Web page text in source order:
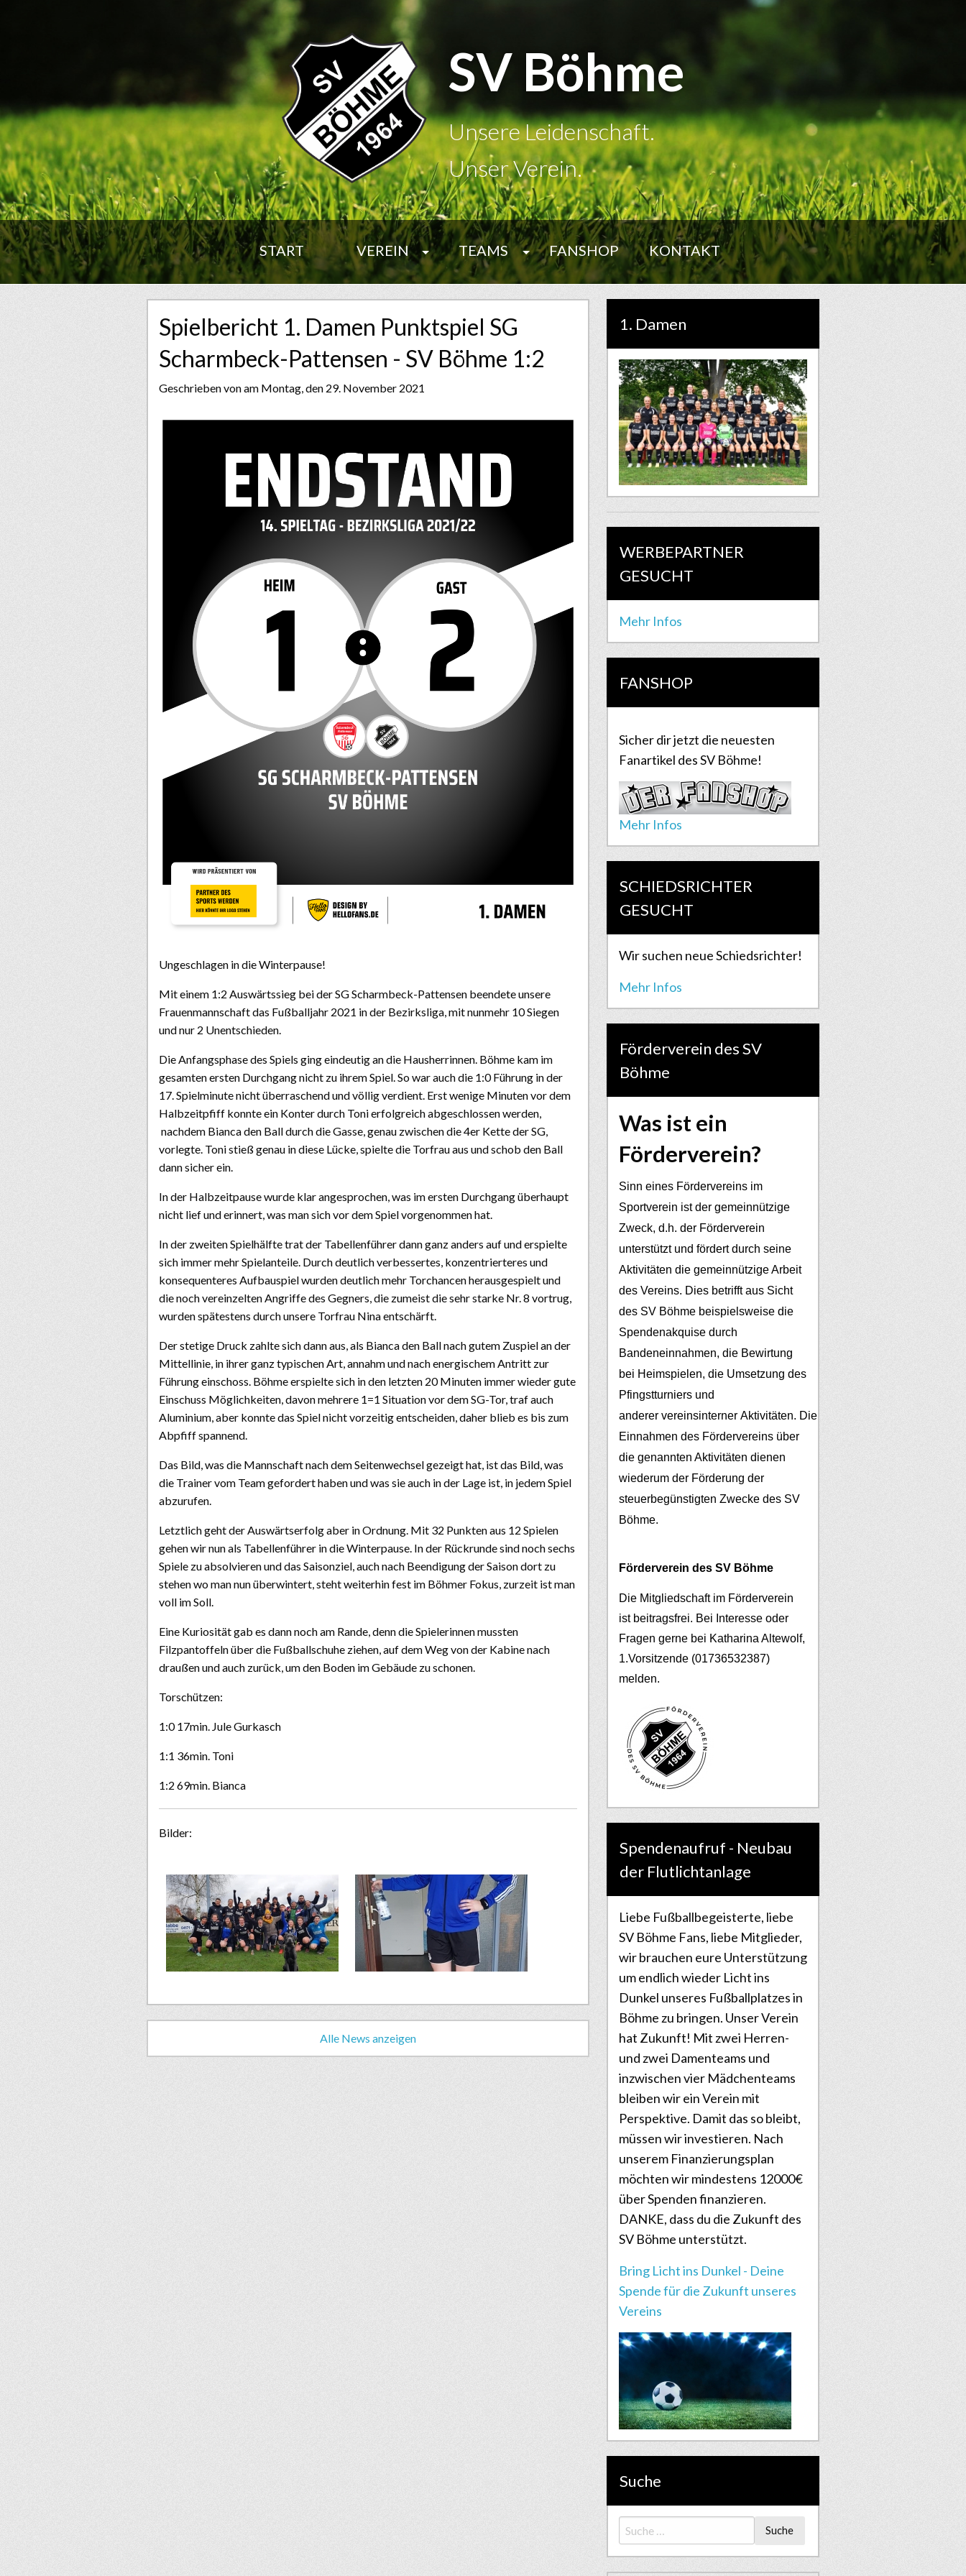
SV Böhme
Unsere Leidenschaft.
Unser Verein.
START VEREIN TEAMS FANSHOP KONTAKT
Spielbericht 1. Damen Punktspiel SG
Scharmbeck-Pattensen - SV Böhme 1:2
Geschrieben vonam Montag, den 29. November 2021
Ungeschlagen in die Winterpause!
Mit einem 1:2 Auswärtssieg bei der SG Scharmbeck-Pattensen beendete unsere
Frauenmannschaft das Fußballjahr 2021 in der Bezirksliga, mit nunmehr 10 Siegen
und nur 2 Unentschieden.
Die Anfangsphase des Spiels ging eindeutig an die Hausherrinnen. Böhme kam im
gesamten ersten Durchgang nicht zu ihrem Spiel. So war auch die 1:0 Führung in der
17. Spielminute nicht überraschend und völlig verdient. Erst wenige Minuten vor dem
Halbzeitpfiff konnte ein Konter durch Toni erfolgreich abgeschlossen werden,
nachdem Bianca den Ball durch die Gasse, genau zwischen die 4er Kette der SG,
vorlegte. Toni stieß genau in diese Lücke, spielte die Torfrau aus und schob den Ball
dann sicher ein.
In der Halbzeitpause wurde klar angesprochen, was im ersten Durchgang überhaupt
nicht lief und erinnert, was man sich vor dem Spiel vorgenommen hat.
In der zweiten Spielhälfte trat der Tabellenführer dann ganz anders auf und erspielte
sich immer mehr Spielanteile. Durch deutlich verbessertes, konzentrierteres und
konsequenteres Aufbauspiel wurden deutlich mehr Torchancen herausgespielt und
die noch vereinzelten Angriffe des Gegners, die zumeist die sehr starke Nr. 8 vortrug,
wurden spätestens durch unsere Torfrau Nina entschärft.
Der stetige Druck zahlte sich dann aus, als Bianca den Ball nach gutem Zuspiel an der
Mittellinie, in ihrer ganz typischen Art, annahm und nach energischem Antritt zur
Führung einschoss. Böhme erspielte sich in den letzten 20 Minuten immer wieder gute
Einschuss Möglichkeiten, davon mehrere 1=1 Situation vor dem SG-Tor, traf auch
Aluminium, aber konnte das Spiel nicht vorzeitig entscheiden, daher blieb es bis zum
Abpfiff spannend.
Das Bild, was die Mannschaft nach dem Seitenwechsel gezeigt hat, ist das Bild, was
die Trainer vom Team gefordert haben und was sie auch in der Lage ist, in jedem Spiel
abzurufen.
Letztlich geht der Auswärtserfolg aber in Ordnung. Mit 32 Punkten aus 12 Spielen
gehen wir nun als Tabellenführer in die Winterpause. In der Rückrunde sind noch sechs
Spiele zu absolvieren und das Saisonziel, auch nach Beendigung der Saison dort zu
stehen wo man nun überwintert, steht weiterhin fest im Böhmer Fokus, zurzeit ist man
voll im Soll.
Eine Kuriosität gab es dann noch am Rande, denn die Spielerinnen mussten
Filzpantoffeln über die Fußballschuhe ziehen, auf dem Weg von der Kabine nach
draußen und auch zurück, um den Boden im Gebäude zu schonen.
Torschützen:
1:0​ 17min​. Jule Gurkasch
1:1 ​36min. ​Toni
1:2 ​69min​. Bianca
Bilder:
Alle News anzeigen
1. Damen
WERBEPARTNER
GESUCHT
Mehr Infos
FANSHOP
Sicher dir jetzt die neuesten
Fanartikel des SV Böhme!
Mehr Infos
SCHIEDSRICHTER
GESUCHT
Wir suchen neue Schiedsrichter!
Mehr Infos
Förderverein des SV
Böhme
Was ist ein
Förderverein?
Sinn eines Fördervereins im
Sportverein ist der gemeinnützige
Zweck, d.h. der Förderverein
unterstützt und fördert durch seine
Aktivitäten die gemeinnützige Arbeit
des Vereins. Dies betrifft aus Sicht
des SV Böhme beispielsweise die
Spendenakquise durch
Bandeneinnahmen, die Bewirtung
bei Heimspielen, die Umsetzung des
Pfingstturniers und
anderer vereinsinterner Aktivitäten. Die
Einnahmen des Fördervereins über
die genannten Aktivitäten dienen
wiederum der Förderung der
steuerbegünstigten Zwecke des SV
Böhme.
Förderverein des SV Böhme
Die Mitgliedschaft im Förderverein
ist beitragsfrei. Bei Interesse oder
Fragen gerne bei Katharina Altewolf,
1.Vorsitzende (01736532387)
melden.
Spendenaufruf - Neubau
der Flutlichtanlage
Liebe Fußballbegeisterte, liebe
SV Böhme Fans, liebe Mitglieder,
wir brauchen eure Unterstützung
um endlich wieder Licht ins
Dunkel unseres Fußballplatzes in
Böhme zu bringen. Unser Verein
hat Zukunft! Mit zwei Herren-
und zwei Damenteams und
inzwischen vier Mädchenteams
bleiben wir ein Verein mit
Perspektive. Damit das so bleibt,
müssen wir investieren. Nach
unserem Finanzierungsplan
möchten wir mindestens 12000€
über Spenden finanzieren.
DANKE, dass du die Zukunft des
SV Böhme unterstützt.
Bring Licht ins Dunkel - Deine
Spende für die Zukunft unseres
Vereins
Suche
Suche